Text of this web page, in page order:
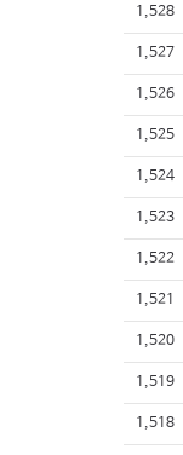
1,528
1,527
1,526
1,525
1,524
1,523
1,522
1,521
1,520
1,519
1,518